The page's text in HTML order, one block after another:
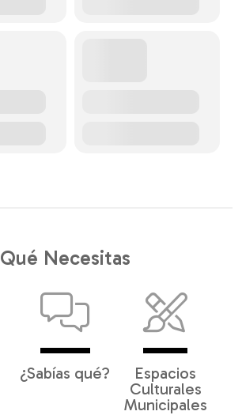
Qué Necesitas
¿Sabías qué?
Espacios
Culturales
Municipales